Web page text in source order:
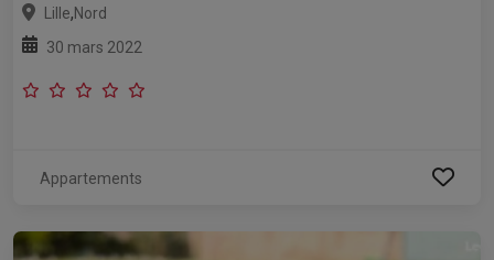
Lille,Nord
30 mars 2022
Appartements